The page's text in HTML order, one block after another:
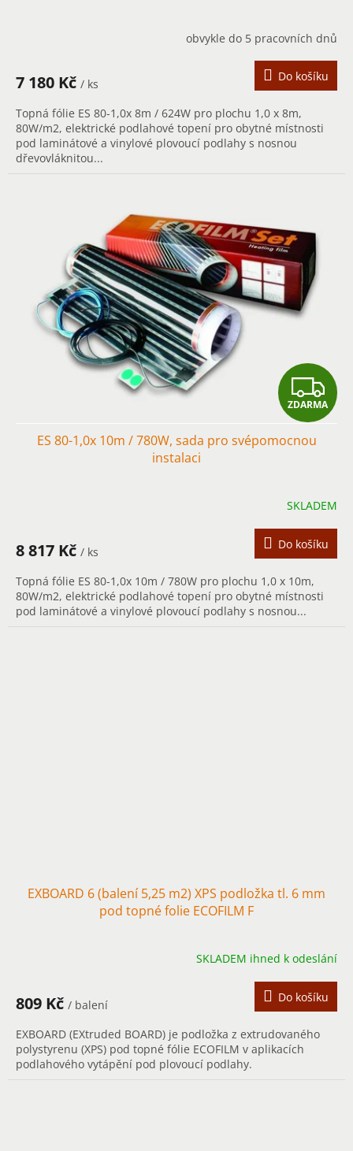
M
A
obvykle do 5 pracovních dnů
7 180 Kč / ks
Do košíku
Topná fólie ES 80-1,0x 8m / 624W pro plochu 1,0 x 8m,
80W/m2, elektrické podlahové topení pro obytné místnosti
pod laminátové a vinylové plovoucí podlahy s nosnou
dřevovláknitou...
Z
D
M
A
ZDARMA
ES 80-1,0x 10m / 780W, sada pro svépomocnou
instalaci
SKLADEM
8 817 Kč / ks
Do košíku
Topná fólie ES 80-1,0x 10m / 780W pro plochu 1,0 x 10m,
80W/m2, elektrické podlahové topení pro obytné místnosti
pod laminátové a vinylové plovoucí podlahy s nosnou...
EXBOARD 6 (balení 5,25 m2) XPS podložka tl. 6 mm
pod topné folie ECOFILM F
SKLADEM ihned k odeslání
809 Kč / balení
Do košíku
EXBOARD (EXtruded BOARD) je podložka z extrudovaného
polystyrenu (XPS) pod topné fólie ECOFILM v aplikacích
podlahového vytápění pod plovoucí podlahy.